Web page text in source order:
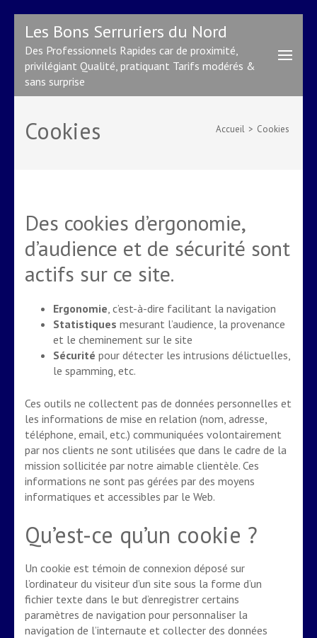
contenu
(Pressez
Entrée)
Les Bons Serruriers du Nord
Des Professionnels Rapides car de proximité,
privilégiant Qualité, pratiquant Tarifs modérés &
sans surprise
Cookies Accueil > Cookies
Des cookies d’ergonomie,
d’audience et de sécurité sont
actifs sur ce site.
Ergonomie, c’est-à-dire facilitant la navigation
Statistiques mesurant l’audience, la provenance
et le cheminement sur le site
Sécurité pour détecter les intrusions délictuelles,
le spamming, etc.
Ces outils ne collectent pas de données personnelles et
les informations de mise en relation (nom, adresse,
téléphone, email, etc.) communiquées volontairement
par nos clients ne sont utilisées que dans le cadre de la
mission sollicitée par notre aimable clientèle. Ces
informations ne sont pas gérées par des moyens
informatiques et accessibles par le Web.
Qu’est-ce qu’un cookie ?
Un cookie est témoin de connexion déposé sur
l’ordinateur du visiteur d’un site sous la forme d’un
fichier texte dans le but d’enregistrer certains
paramètres de navigation pour personnaliser la
navigation de l’internaute et collecter des données